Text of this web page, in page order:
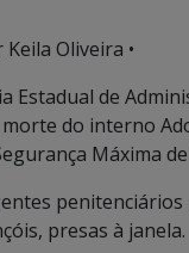
Keila Oliveira •
Estadual de
do interno
Máxima
presas à janela.